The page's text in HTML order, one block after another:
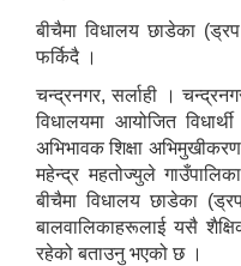
बीचैमा विधालय छाडेका
फर्किदै ।
चन्द्रनगर, सर्लाही ।
विधालयमा आयोजित
अभिभावक शिक्षा अभिमुखीकरण
महेन्द्र महतोज्युले
बीचैमा विधालय छाडेका
बालवालिकाहरूलाई यसै
रहेको बताउनु भएको छ ।